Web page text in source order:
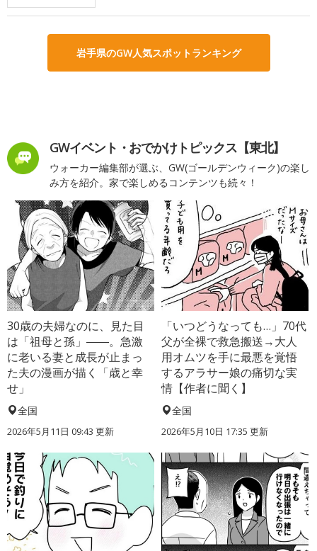
岩手県のGW人気スポットランキング
GWイベント・おでかけトピックス【東北】
ウォーカー編集部が選ぶ、GW(ゴールデンウィーク)の楽し
み方を紹介。家で楽しめるコンテンツも続々！
30歳の夫婦なのに、見た目
は「祖母と孫」――。急激
に老いる妻と成長が止まっ
た夫の漫画が描く「歳と幸
せ」
全国
2026年5月11日 09:43 更新
「いつどうなっても…」70代
父が全裸で救急搬送→大人
用オムツを手に最悪を覚悟
するアラサー娘の痛切な実
情【作者に聞く】
全国
2026年5月10日 17:35 更新